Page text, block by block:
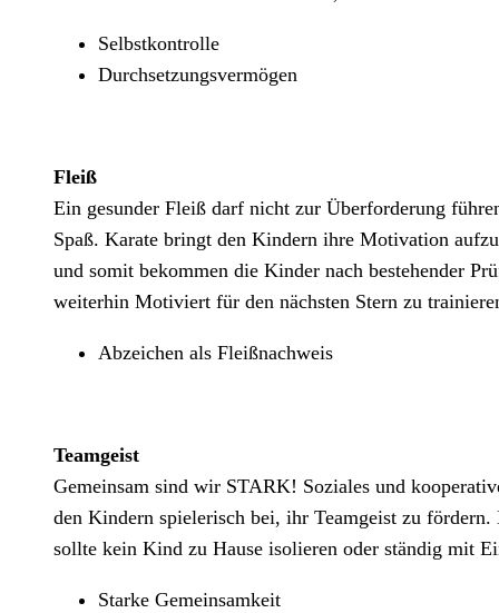
Selbstkontrolle
Durchsetzungsvermögen
Fleiß
Ein gesunder Fleiß darf nicht zur Überforderung
Spaß. Karate bringt den Kindern ihre Motivation
und somit bekommen die Kinder nach bestehender
weiterhin Motiviert für den nächsten Stern zu
Abzeichen als Fleißnachweis
Teamgeist
Gemeinsam sind wir STARK! Soziales und
den Kindern spielerisch bei, ihr Teamgeist zu
sollte kein Kind zu Hause isolieren oder ständig mit
Starke Gemeinsamkeit